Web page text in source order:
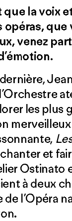
la voix
que
venez
les plus
et
Ostinato
à deux
l’Opéra